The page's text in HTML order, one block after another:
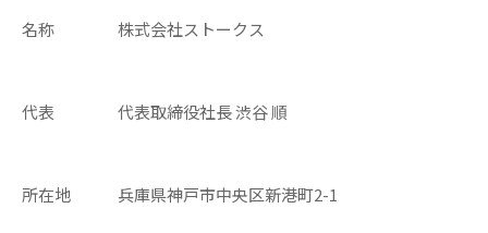
名称 株式会社ストークス
代表 代表取締役社長 渋谷 順
所在地 兵庫県神戸市中央区新港町2-1